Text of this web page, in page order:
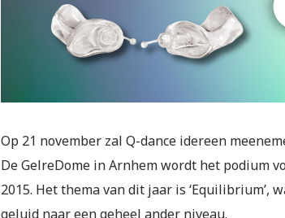
Op 21 november zal Q-dance idereen
De GelreDome in Arnhem wordt het podium
2015. Het thema van dit jaar is ‘Equilibrium’,
geluid naar een geheel ander niveau.